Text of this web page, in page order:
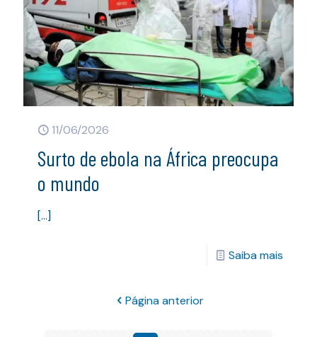
11/06/2026
Surto de ebola na África preocupa
o mundo
[…]
Saiba mais
Página anterior